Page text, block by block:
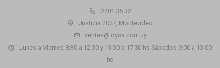
2401 35 32
Justicia 2077, Montevideo
ventas@loysa.com.uy
Lunes a Viernes 8:30 a 12:30 y 13:30 a 17:30 hs Sábados 9:00 a 13:00
hs